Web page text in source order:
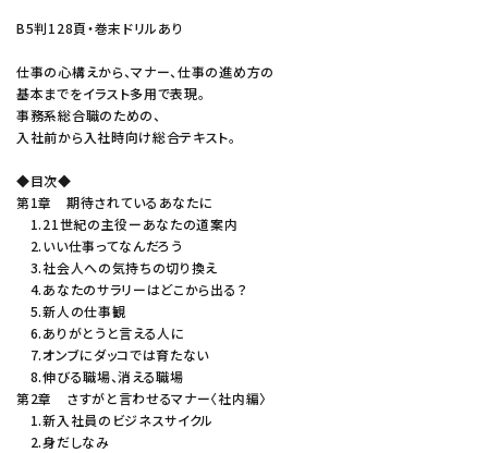
B5判128頁・巻末ドリルあり
仕事の心構えから、マナー、仕事の進め方の
基本までをイラスト多用で表現。
事務系総合職のための、
入社前から入社時向け総合テキスト。
◆目次◆
第1章 期待されているあなたに
1.21世紀の主役ーあなたの道案内
2.いい仕事ってなんだろう
3.社会人への気持ちの切り換え
4.あなたのサラリーはどこから出る？
5.新人の仕事観
6.ありがとうと言える人に
7.オンブにダッコでは育たない
8.伸びる職場、消える職場
第2章 さすがと言わせるマナー〈社内編〉
1.新入社員のビジネスサイクル
2.身だしなみ